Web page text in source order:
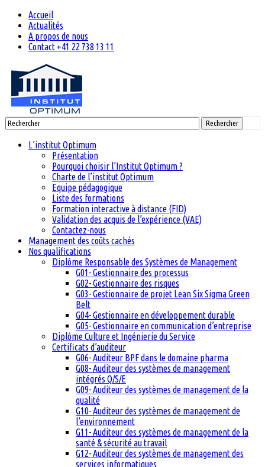
Accueil
Actualités
A propos de nous
Contact +41 22 738 13 11
Rechercher
L’institut Optimum
Présentation
Pourquoi choisir l’Institut Optimum ?
Charte de l’institut Optimum
Equipe pédagogique
Liste des formations
Formation interactive à distance (FID)
Validation des acquis de l’expérience (VAE)
Contactez-nous
Management des coûts cachés
Nos qualifications
Diplôme Responsable des Systèmes de Management
G01- Gestionnaire des processus
G02- Gestionnaire des risques
G03- Gestionnaire de projet Lean Six Sigma Green
Belt
G04- Gestionnaire en développement durable
G05- Gestionnaire en communication d’entreprise
Diplôme Culture et Ingénierie du Service
Certificats d’auditeur
G06- Auditeur BPF dans le domaine pharma
G08- Auditeur des systèmes de management
intégrés Q/S/E
G09- Auditeur des systèmes de management de la
qualité
G10- Auditeur des systèmes de management de
l’environnement
G11- Auditeur des systèmes de management de la
santé & sécurité au travail
G12- Auditeur des systèmes de management des
services informatiques